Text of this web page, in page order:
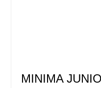
MINIMA